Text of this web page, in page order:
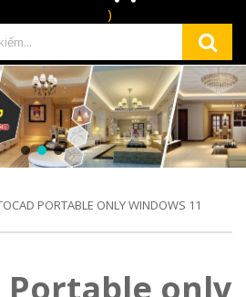
)
PORTABLE ONLY WINDOWS 11